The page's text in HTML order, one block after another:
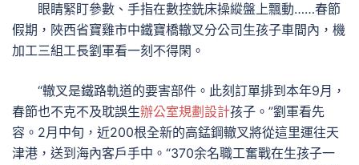
眼睛緊盯參數、手指在數控銑床操縱盤上飄動……春節
假期，陜西省寶雞市中鐵寶橋轍叉分公司生孩子車間內，機
加工三組工長劉軍看一刻不得閑。
“轍叉是鐵路軌道的要害部件。此刻訂單排到本年9月，
春節也不克不及耽誤生辦公室規劃設計孩子。”劉軍看先
容。2月中旬，近200根全新的高錳鋼轍叉將從這里運往天
津港，送到海內客戶手中。“370余名職工奮戰在生孩子一